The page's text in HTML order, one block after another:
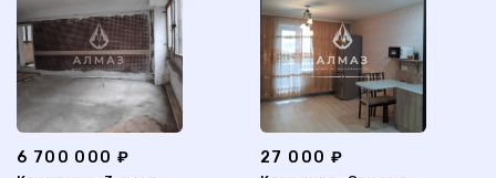
6 700 000 ₽ 27 000 ₽